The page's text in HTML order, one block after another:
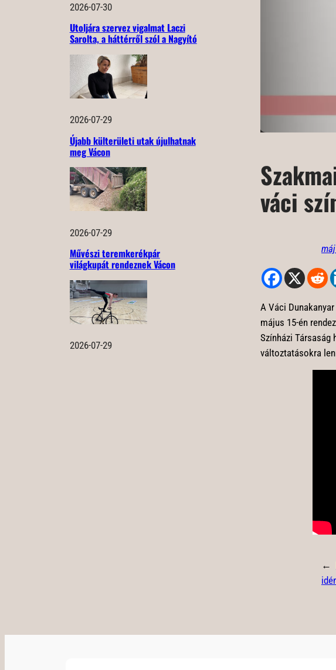
2026-07-30
Utoljára szervez vigalmat Laczi
Sarolta, a háttérről szól a Nagyító
2026-07-29
Újabb külterületi utak újulhatnak
meg Vácon
2026-07-29
Művészi teremkerékpár
világkupát rendeznek Vácon
2026-07-29
váci
A Váci
május 15-én
Színházi
változtatásokra
←